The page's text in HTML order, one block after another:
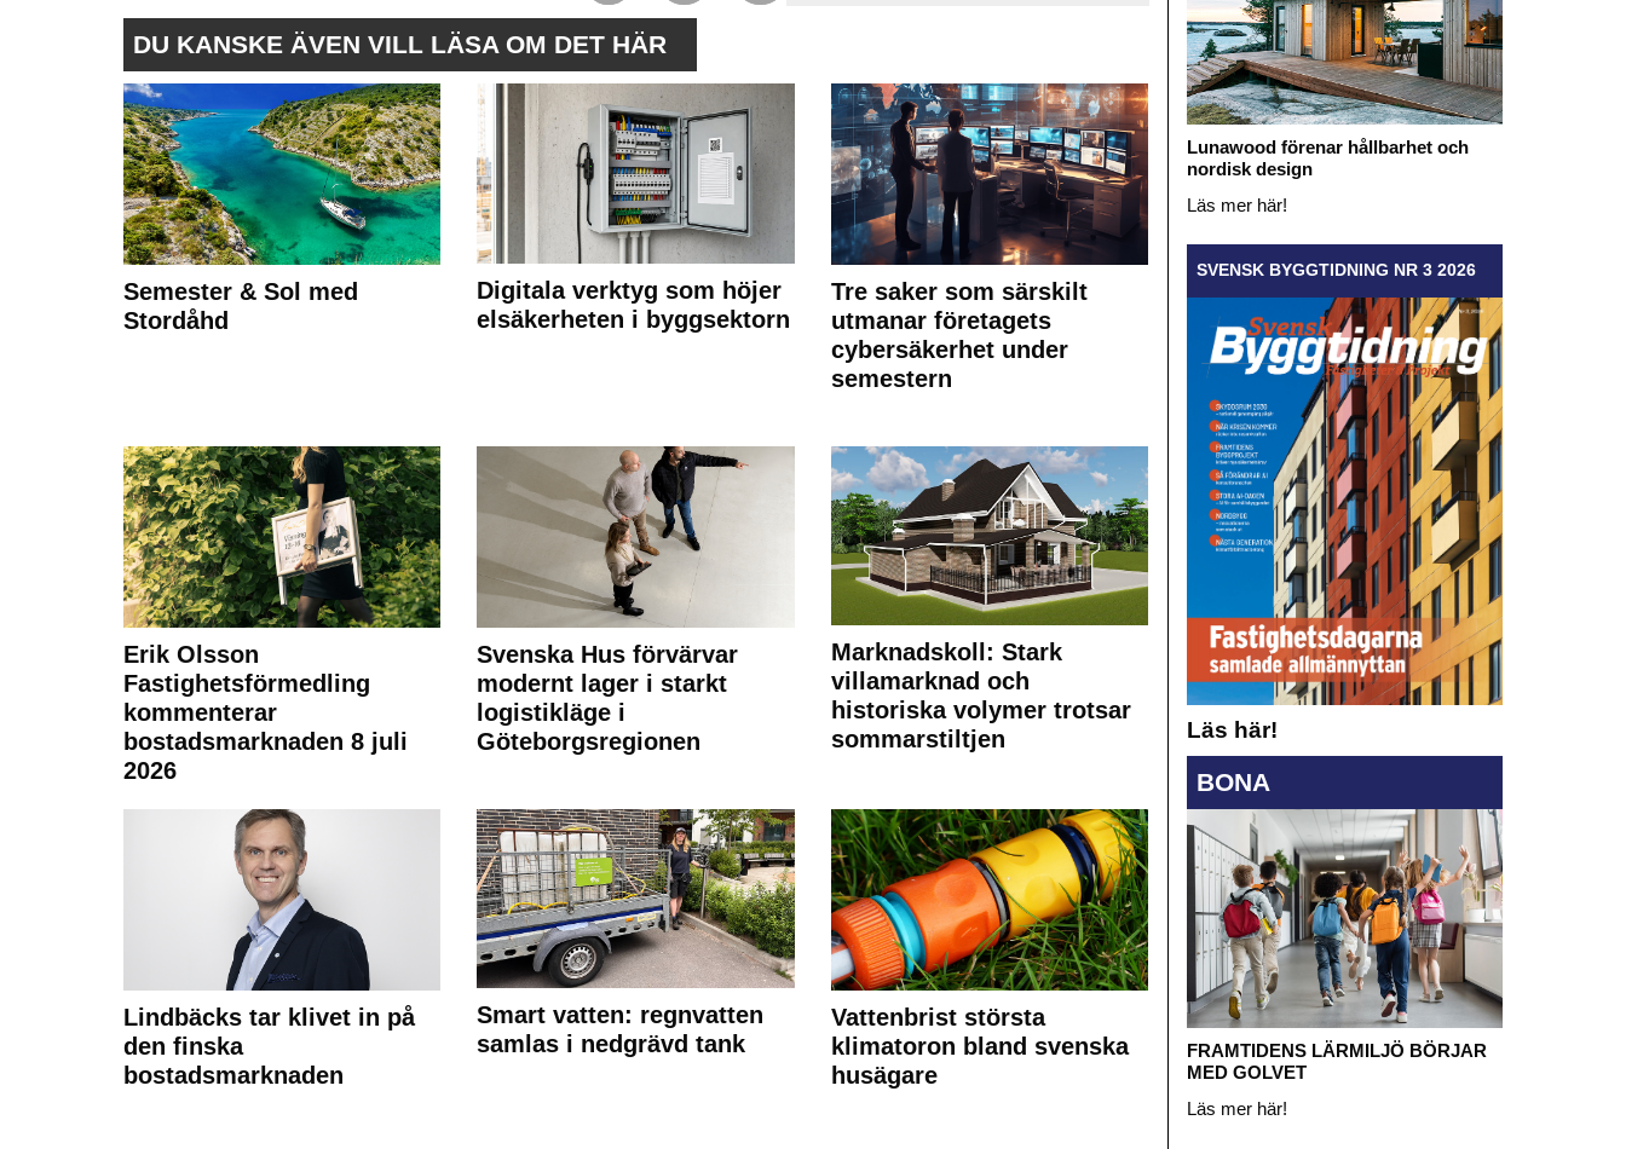
DU KANSKE ÄVEN VILL LÄSA OM DET HÄR
Semester & Sol med
Stordåhd
Digitala verktyg som höjer
elsäkerheten i byggsektorn
Tre saker som särskilt
utmanar företagets
cybersäkerhet under
semestern
Erik Olsson
Fastighetsförmedling
kommenterar
bostadsmarknaden 8 juli
2026
Svenska Hus förvärvar
modernt lager i starkt
logistikläge i
Göteborgsregionen
Marknadskoll: Stark
villamarknad och
historiska volymer trotsar
sommarstiltjen
Lindbäcks tar klivet in på
den finska
bostadsmarknaden
Smart vatten: regnvatten
samlas i nedgrävd tank
Vattenbrist största
klimatoron bland svenska
husägare
Lunawood förenar hållbarhet och
nordisk design
Läs mer här!
SVENSK BYGGTIDNING NR 3 2026
Läs här!
BONA
FRAMTIDENS LÄRMILJÖ BÖRJAR
MED GOLVET
Läs mer här!